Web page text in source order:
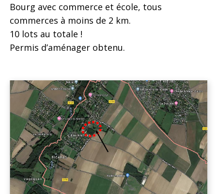
Bourg avec commerce et école, tous
commerces à moins de 2 km.
10 lots au totale !
Permis d’aménager obtenu.